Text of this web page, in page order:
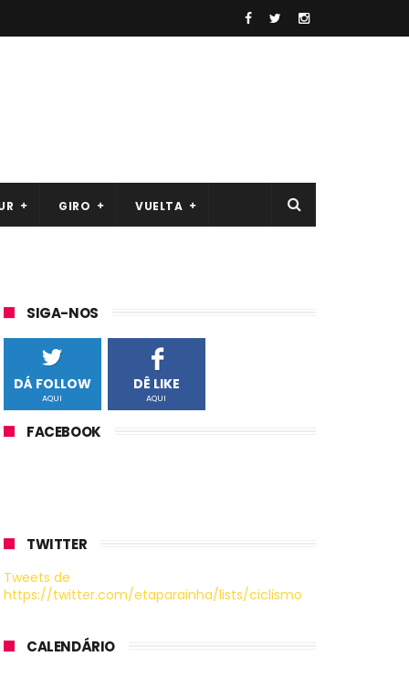
GIRO VUELTA
SIGA-NOS
DÁ FOLLOW
AQUI
DÊ LIKE
AQUI
FACEBOOK
TWITTER
Tweets de
https://twitter.com/etaparainha/lists/ciclismo
CALENDÁRIO